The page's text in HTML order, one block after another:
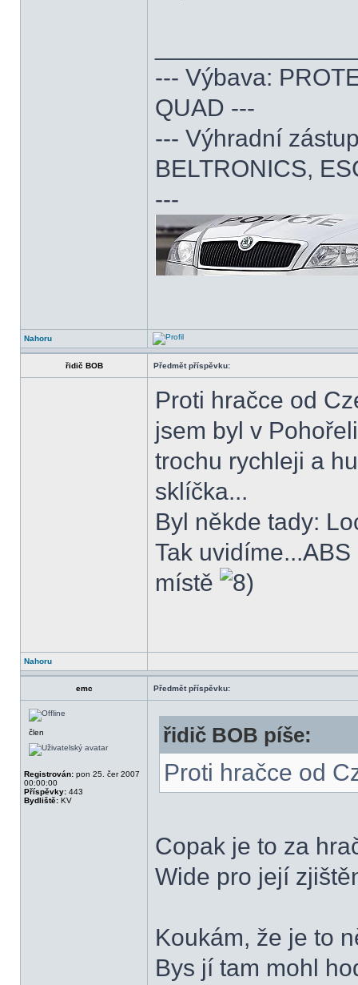
--- Výbava:
QUAD ---
--- Výhradní
BELTRONICS,
---
Nahoru
řidič BOB Předmět příspěvku:
Proti hračce od
jsem byl v
trochu rychleji a
sklíčka...
Byl někde tady:
Tak
místě
Nahoru
emc Předmět příspěvku:
člen
Registrován: pon 25. čer 2007
00:00:00
Příspěvky: 443
Bydliště: KV
řidič BOB píše:
Proti hračce od
Copak je to za
Wide pro její
Koukám, že je to
Bys jí tam mohl